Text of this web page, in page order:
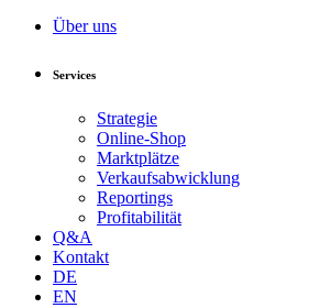
Über uns
Services
Strategie
Online-Shop
Marktplätze
Verkaufsabwicklung
Reportings
Profitabilität
Q&A
Kontakt
DE
EN